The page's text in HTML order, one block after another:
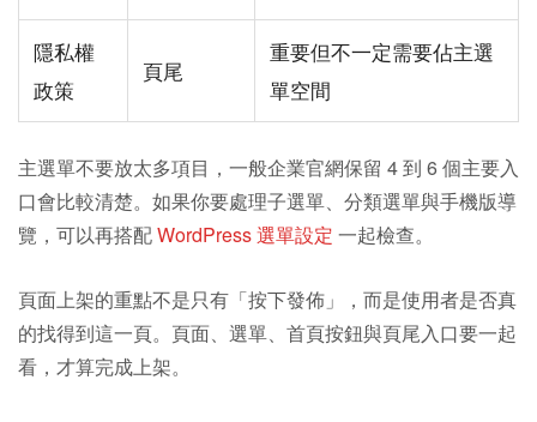
隱私權
政策
頁尾
重要但不一定需要佔主選
單空間
主選單不要放太多項目，一般企業官網保留 4 到 6 個主要入
口會比較清楚。如果你要處理子選單、分類選單與手機版導
覽，可以再搭配WordPress 選單設定 一起檢查。
頁面上架的重點不是只有「按下發佈」，而是使用者是否真
的找得到這一頁。頁面、選單、首頁按鈕與頁尾入口要一起
看，才算完成上架。